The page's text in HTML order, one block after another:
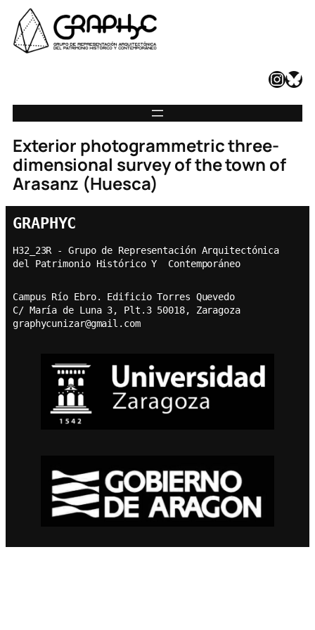
InstagramBluesky
Exterior photogrammetric three-
dimensional survey of the town of
Arasanz (Huesca)
GRAPHYC
H32_23R - Grupo de Representación Arquitectónica
del Patrimonio Histórico Y  Contemporáneo
Campus Río Ebro. Edificio Torres Quevedo
C/ María de Luna 3, Plt.3 50018, Zaragoza
graphycunizar@gmail.com